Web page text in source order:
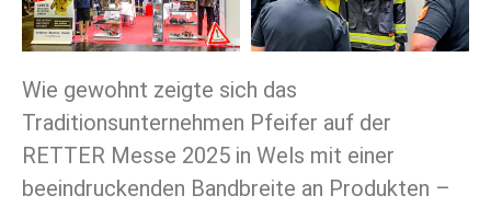
Wie gewohnt zeigte sich das
Traditionsunternehmen Pfeifer auf der
RETTER Messe 2025 in Wels mit einer
beeindruckenden Bandbreite an Produkten –